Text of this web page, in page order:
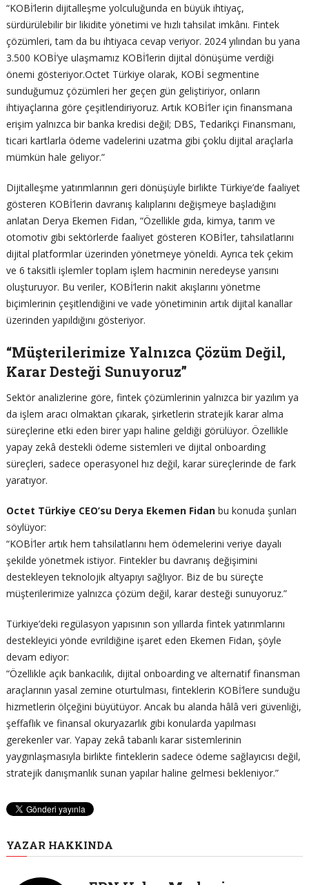
“KOBİ’lerin dijitalleşme yolculuğunda en büyük ihtiyaç,
sürdürülebilir bir likidite yönetimi ve hızlı tahsilat imkânı. Fintek
çözümleri, tam da bu ihtiyaca cevap veriyor. 2024 yılından bu yana
3.500 KOBİ’ye ulaşmamız KOBİ’lerin dijital dönüşüme verdiği
önemi gösteriyor.Octet Türkiye olarak, KOBİ segmentine
sunduğumuz çözümleri her geçen gün geliştiriyor, onların
ihtiyaçlarına göre çeşitlendiriyoruz. Artık KOBİ’ler için finansmana
erişim yalnızca bir banka kredisi değil; DBS, Tedarikçi Finansmanı,
ticari kartlarla ödeme vadelerini uzatma gibi çoklu dijital araçlarla
mümkün hale geliyor.”
Dijitalleşme yatırımlarının geri dönüşüyle birlikte Türkiye’de faaliyet
gösteren KOBİ’lerin davranış kalıplarını değişmeye başladığını
anlatan Derya Ekemen Fidan, “Özellikle gıda, kimya, tarım ve
otomotiv gibi sektörlerde faaliyet gösteren KOBİ’ler, tahsilatlarını
dijital platformlar üzerinden yönetmeye yöneldi. Ayrıca tek çekim
ve 6 taksitli işlemler toplam işlem hacminin neredeyse yarısını
oluşturuyor. Bu veriler, KOBİ’lerin nakit akışlarını yönetme
biçimlerinin çeşitlendiğini ve vade yönetiminin artık dijital kanallar
üzerinden yapıldığını gösteriyor.
“Müşterilerimize Yalnızca Çözüm Değil,
Karar Desteği Sunuyoruz”
Sektör analizlerine göre, fintek çözümlerinin yalnızca bir yazılım ya
da işlem aracı olmaktan çıkarak, şirketlerin stratejik karar alma
süreçlerine etki eden birer yapı haline geldiği görülüyor. Özellikle
yapay zekâ destekli ödeme sistemleri ve dijital onboarding
süreçleri, sadece operasyonel hız değil, karar süreçlerinde de fark
yaratıyor.
Octet Türkiye CEO’su Derya Ekemen Fidanbu konuda şunları
söylüyor:
“KOBİ’ler artık hem tahsilatlarını hem ödemelerini veriye dayalı
şekilde yönetmek istiyor. Fintekler bu davranış değişimini
destekleyen teknolojik altyapıyı sağlıyor. Biz de bu süreçte
müşterilerimize yalnızca çözüm değil, karar desteği sunuyoruz.”
Türkiye’deki regülasyon yapısının son yıllarda fintek yatırımlarını
destekleyici yönde evrildiğine işaret eden Ekemen Fidan, şöyle
devam ediyor:
“Özellikle açık bankacılık, dijital onboarding ve alternatif finansman
araçlarının yasal zemine oturtulması, finteklerin KOBİ’lere sunduğu
hizmetlerin ölçeğini büyütüyor. Ancak bu alanda hâlâ veri güvenliği,
şeffaflık ve finansal okuryazarlık gibi konularda yapılması
gerekenler var. Yapay zekâ tabanlı karar sistemlerinin
yaygınlaşmasıyla birlikte finteklerin sadece ödeme sağlayıcısı değil,
stratejik danışmanlık sunan yapılar haline gelmesi bekleniyor.”
YAZAR HAKKINDA